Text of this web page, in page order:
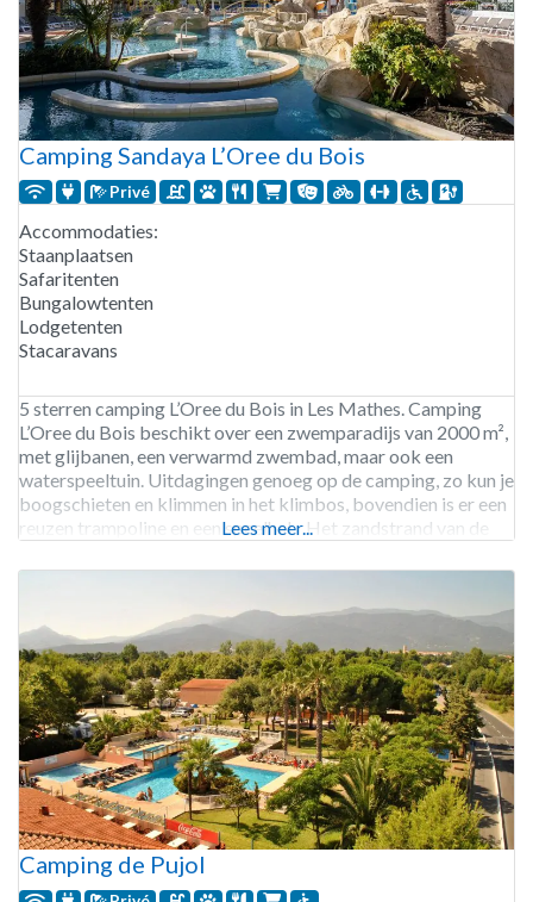
Camping Sandaya L’Oree du Bois
Privé
Accommodaties:
Staanplaatsen
Safaritenten
Bungalowtenten
Lodgetenten
Stacaravans
5 sterren camping L’Oree du Bois in Les Mathes. Camping
L’Oree du Bois beschikt over een zwemparadijs van 2000 m²,
met glijbanen, een verwarmd zwembad, maar ook een
waterspeeltuin. Uitdagingen genoeg op de camping, zo kun je
boogschieten en klimmen in het klimbos, bovendien is er een
reuzen trampoline en een speelhal. Het zandstrand van de
Lees meer...
Camping de Pujol